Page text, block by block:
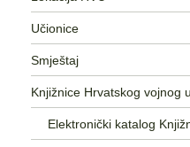
Učionice
Smještaj
Knjižnice Hrvatskog vojnog
Elektronički katalog